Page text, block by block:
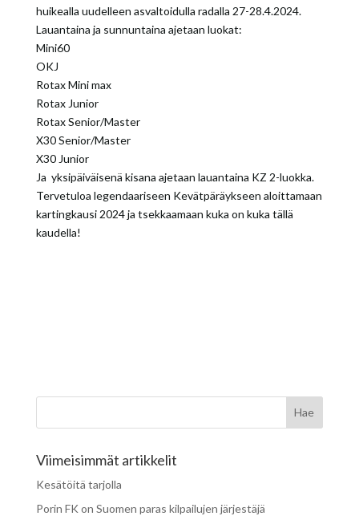
huikealla uudelleen asvaltoidulla radalla 27-28.4.2024.
Lauantaina ja sunnuntaina ajetaan luokat:
Mini60
OKJ
Rotax Mini max
Rotax Junior
Rotax Senior/Master
X30 Senior/Master
X30 Junior
Ja yksipäiväisenä kisana ajetaan lauantaina KZ 2-luokka.
Tervetuloa legendaariseen Kevätpäräykseen aloittamaan
kartingkausi 2024 ja tsekkaamaan kuka on kuka tällä
kaudella!
Viimeisimmät artikkelit
Kesätöitä tarjolla
Porin FK on Suomen paras kilpailujen järjestäjä